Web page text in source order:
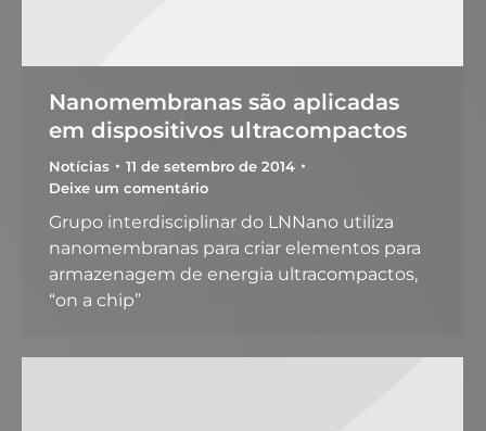
Nanomembranas são aplicadas
em dispositivos ultracompactos
Notícias
11 de setembro de 2014
Deixe um comentário
Grupo interdisciplinar do LNNano utiliza
nanomembranas para criar elementos para
armazenagem de energia ultracompactos,
“on a chip”